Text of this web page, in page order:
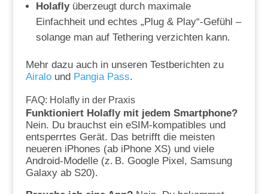
Holaflyüberzeugt durch maximale
Einfachheit und echtes „Plug & Play“-Gefühl –
solange man auf Tethering verzichten kann.
Mehr dazu auch in unseren Testberichten zu
Airalound Pangia Pass.
FAQ: Holafly in der Praxis
Funktioniert Holafly mit jedem Smartphone?
Nein. Du brauchst ein eSIM-kompatibles und
entsperrtes Gerät. Das betrifft die meisten
neueren iPhones (ab iPhone XS) und viele
Android-Modelle (z. B. Google Pixel, Samsung
Galaxy ab S20).